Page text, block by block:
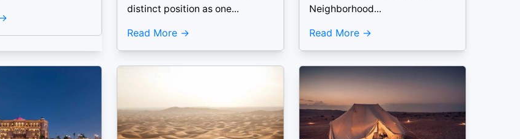
distinct position as one...
Read More
Neighborhood...
Read More